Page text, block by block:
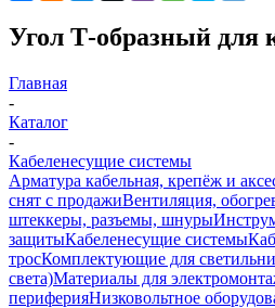
Угол Т-образный для
Главная
-
Каталог
-
Кабеленесущие системы
Арматура кабельная, крепёж и
снят с продажиВентиляция,
штеккеры, разъемы, шнуры
защитыКабеленесущие системы
тросКомплектующие для
света)Материалы для
периферияНизковольтное